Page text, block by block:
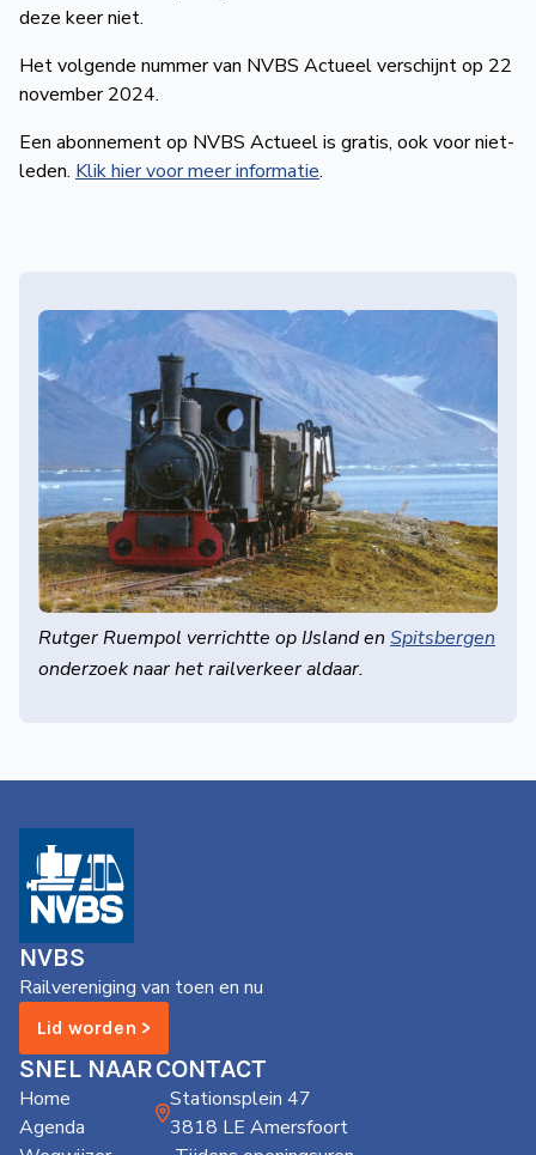
deze keer niet.
Het volgende nummer van NVBS Actueel verschijnt op 22
november 2024.
Een abonnement op NVBS Actueel is gratis, ook voor niet-
leden. Klik hier voor meer informatie.
Rutger Ruempol verrichtte op IJsland en Spitsbergen
onderzoek naar het railverkeer aldaar.
NVBS
Railvereniging van toen en nu
Lid worden >
SNEL NAAR
Home
Agenda
CONTACT
Stationsplein 47
3818 LE Amersfoort